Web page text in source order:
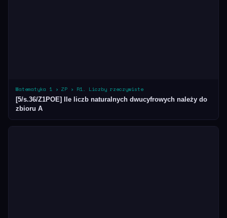
Matematyka 1 › ZP › R1. Liczby rzeczywiste
[5/s.36/Z1POE] Ile liczb naturalnych dwucyfrowych należy do
zbioru A